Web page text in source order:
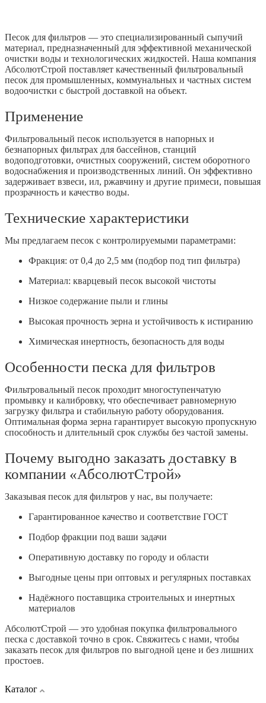
Песок для фильтров — это специализированный сыпучий
материал, предназначенный для эффективной механической
очистки воды и технологических жидкостей. Наша компания
АбсолютСтрой поставляет качественный фильтровальный
песок для промышленных, коммунальных и частных систем
водоочистки с быстрой доставкой на объект.
Применение
Фильтровальный песок используется в напорных и
безнапорных фильтрах для бассейнов, станций
водоподготовки, очистных сооружений, систем оборотного
водоснабжения и производственных линий. Он эффективно
задерживает взвеси, ил, ржавчину и другие примеси, повышая
прозрачность и качество воды.
Технические характеристики
Мы предлагаем песок с контролируемыми параметрами:
Фракция: от 0,4 до 2,5 мм (подбор под тип фильтра)
Материал: кварцевый песок высокой чистоты
Низкое содержание пыли и глины
Высокая прочность зерна и устойчивость к истиранию
Химическая инертность, безопасность для воды
Особенности песка для фильтров
Фильтровальный песок проходит многоступенчатую
промывку и калибровку, что обеспечивает равномерную
загрузку фильтра и стабильную работу оборудования.
Оптимальная форма зерна гарантирует высокую пропускную
способность и длительный срок службы без частой замены.
Почему выгодно заказать доставку в
компании «АбсолютСтрой»
Заказывая песок для фильтров у нас, вы получаете:
Гарантированное качество и соответствие ГОСТ
Подбор фракции под ваши задачи
Оперативную доставку по городу и области
Выгодные цены при оптовых и регулярных поставках
Надёжного поставщика строительных и инертных
материалов
АбсолютСтрой — это удобная покупка фильтровального
песка с доставкой точно в срок. Свяжитесь с нами, чтобы
заказать песок для фильтров по выгодной цене и без лишних
простоев.
Каталог